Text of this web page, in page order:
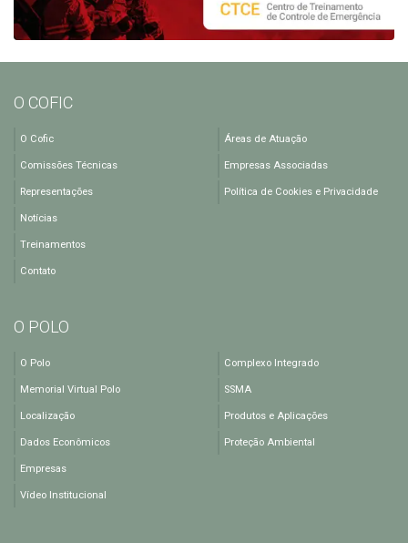
O COFIC
O Cofic
Comissões Técnicas
Representações
Áreas de Atuação
Empresas Associadas
Política de Cookies e Privacidade
Notícias
Treinamentos
Contato
O POLO
O Polo
Memorial Virtual Polo
Localização
Dados Econômicos
Complexo Integrado
SSMA
Produtos e Aplicações
Proteção Ambiental
Empresas
Vídeo Institucional